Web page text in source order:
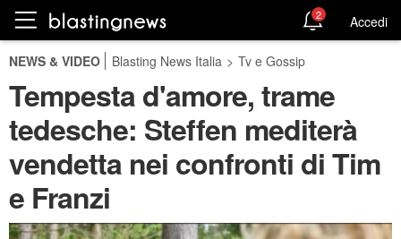
2 Accedi
NEWS & VIDEO Blasting News Italia > Tv e Gossip
Tempesta d'amore, trame
tedesche: Steffen mediterà
vendetta nei confronti di Tim
e Franzi